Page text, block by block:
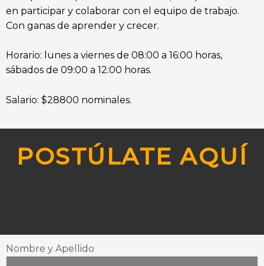
en participar y colaborar con el equipo de trabajo.
Con ganas de aprender y crecer.
Horario: lunes a viernes de 08:00 a 16:00 horas,
sábados de 09:00 a 12:00 horas.
Salario: $28800 nominales.
POSTÚLATE AQUÍ
Nombre y Apellido